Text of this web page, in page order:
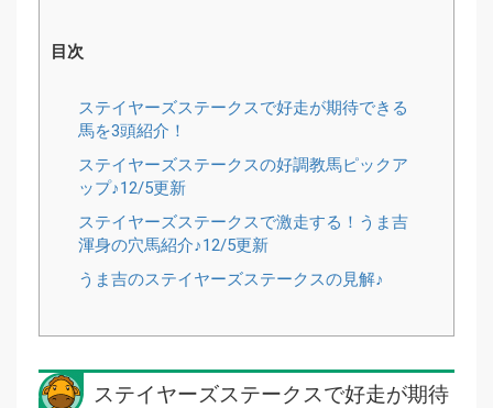
目次
ステイヤーズステークスで好走が期待できる
馬を3頭紹介！
ステイヤーズステークスの好調教馬ピックア
ップ♪12/5更新
ステイヤーズステークスで激走する！うま吉
渾身の穴馬紹介♪12/5更新
うま吉のステイヤーズステークスの見解♪
ステイヤーズステークスで好走が期待